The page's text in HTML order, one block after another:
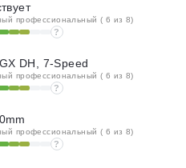
профессиональный ( 6 из 8)
?
DH, 7-Speed
профессиональный ( 6 из 8)
?
профессиональный ( 6 из 8)
?